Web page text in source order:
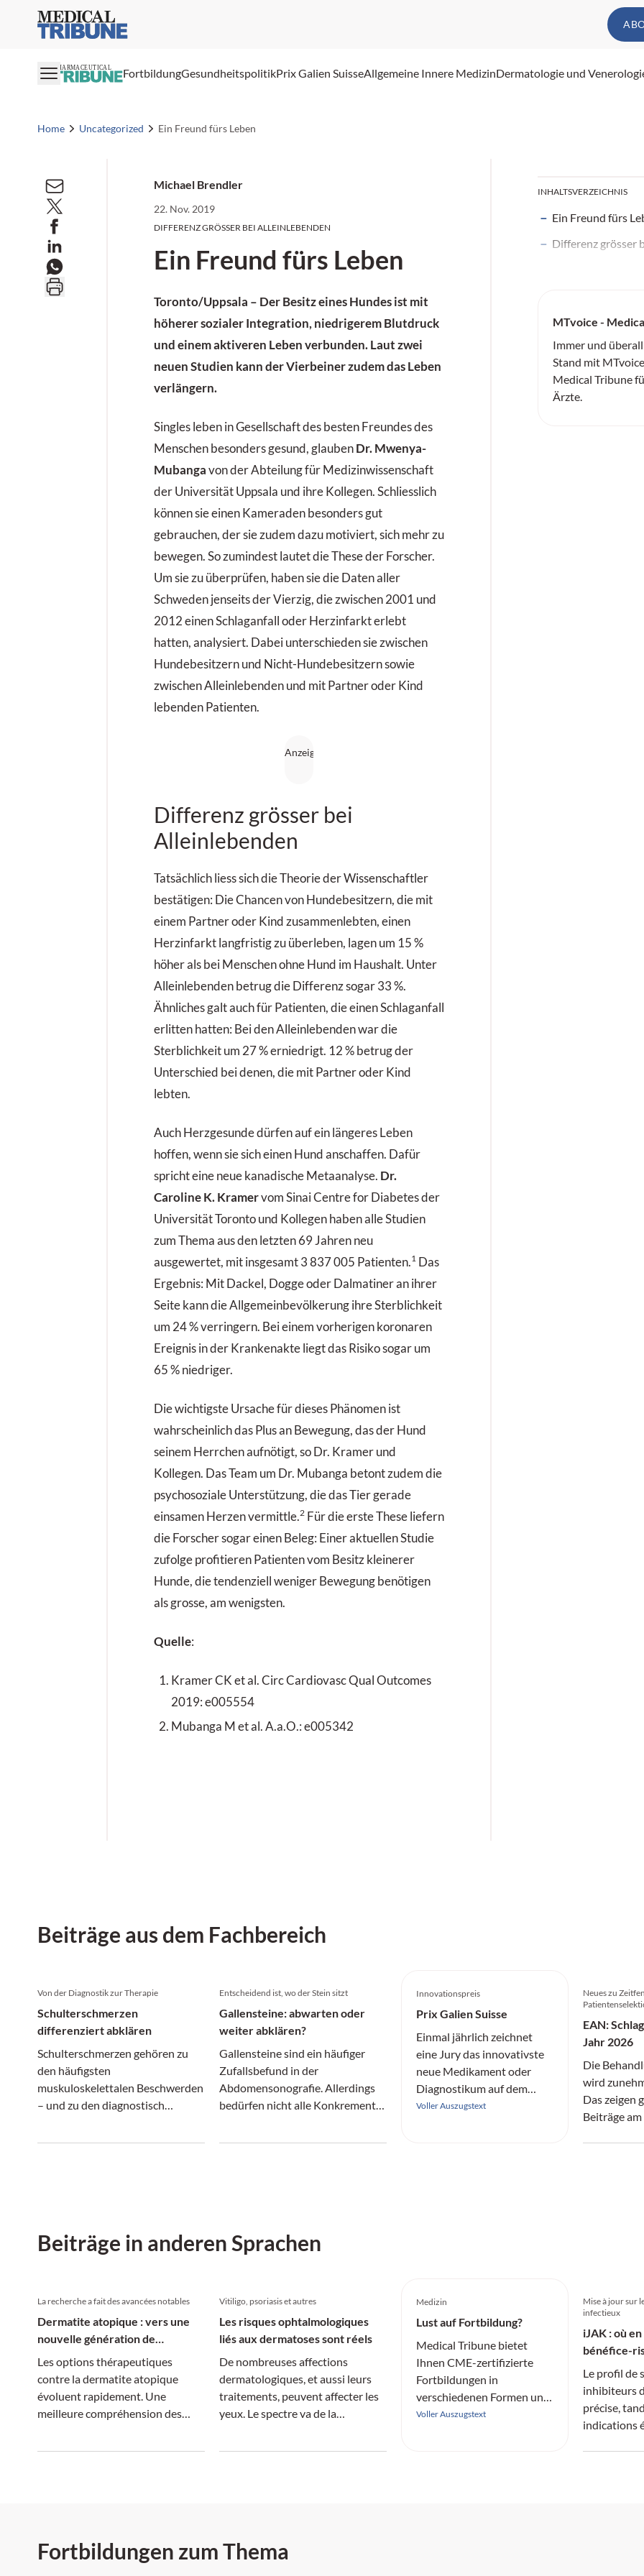
Medical Tribune
PHARMACEUTICAL FortbildungGesundheitspolitikPrix Galien SuisseAllgemeine Innere MedizinDermatologie und
Home Uncategorized Ein Freund fürs Leben
Michael Brendler
22. Nov. 2019
DIFFERENZ GRÖSSER BEI ALLEINLEBENDEN
Ein Freund fürs Leben
Toronto/Uppsala – Der Besitz eines Hundes ist mit
höherer sozialer Integration, niedrigerem Blutdruck
und einem aktiveren Leben verbunden. Laut zwei
neuen Studien kann der Vierbeiner zudem das Leben
verlängern.
Singles leben in Gesellschaft des besten Freundes des
Menschen besonders gesund, glauben Dr. Mwenya­
Mubanga von der Abteilung für Medizinwissenschaft
der Universität Uppsala und ihre Kollegen. Schliesslich
können sie einen Kameraden besonders gut
gebrauchen, der sie zudem dazu motiviert, sich mehr zu
bewegen. So zumindest lautet die These der Forscher.
Um sie zu überprüfen, haben sie die Daten aller
Schweden jenseits der Vierzig, die zwischen 2001 und
2012 einen Schlaganfall oder Herzinfarkt erlebt
hatten, analysiert. Dabei unterschieden sie zwischen
Hundebesitzern und Nicht-Hundebesitzern sowie
zwischen Alleinlebenden und mit Partner oder Kind
lebenden Patienten.
Differenz grösser bei
Alleinlebenden
Tatsächlich liess sich die Theorie der Wissenschaftler
bestätigen: Die Chancen von Hundebesitzern, die mit
einem Partner oder Kind zusammenlebten, einen
Herzinfarkt langfristig zu überleben, lagen um 15 %
höher als bei Menschen ohne Hund im Haushalt. Unter
Alleinlebenden betrug die Differenz sogar 33 %.
Ähnliches galt auch für Patienten, die einen Schlaganfall
erlitten hatten: Bei den Alleinlebenden war die
Sterblichkeit um 27 % erniedrigt. 12 % betrug der
Unterschied bei denen, die mit Partner oder Kind
lebten.
Auch Herzgesunde dürfen auf ein längeres Leben
hoffen, wenn sie sich einen Hund anschaffen. Dafür
spricht eine neue kanadische Metaanalyse. Dr.
Caroline­ K. Kramer­ vom Sinai Centre for Diabetes der
Universität Toronto und Kollegen haben alle Studien
zum Thema aus den letzten 69 Jahren neu
ausgewertet, mit insgesamt 3 837 005 Patienten.1 Das
Ergebnis: Mit Dackel, Dogge oder Dalmatiner an ihrer
Seite kann die Allgemeinbevölkerung ihre Sterblichkeit
um 24 % verringern. Bei einem vorherigen koronaren
Ereignis in der Krankenakte liegt das Risiko sogar um
65 % niedriger.
Die wichtigste Ursache für dieses Phänomen ist
wahrscheinlich das Plus an Bewegung, das der Hund
seinem Herrchen aufnötigt, so Dr. Kramer und
Kollegen. Das Team um Dr. Mubanga betont zudem die
psychosoziale Unterstützung, die das Tier gerade
einsamen Herzen vermittle.2 Für die erste These liefern
die Forscher sogar einen Beleg: Einer aktuellen Studie
zufolge profitieren Patienten vom Besitz kleinerer
Hunde, die tendenziell weniger Bewegung benötigen
als grosse, am wenigsten.
Quelle:
Kramer CK et al. Circ Cardiovasc Qual Outcomes
2019: e005554
Mubanga M et al. A.a.O.: e005342
INHALTSVERZEICHNIS
Ein Freund fürs
Differenz grösser
MTvoice -
Immer und
Stand mit
Medical Tribune
Ärzte.
Beiträge aus dem Fachbereich
Von der Diagnostik zur Therapie
Schulterschmerzen
differenziert abklären
Schulterschmerzen gehören zu
den häufigsten
muskuloskelettalen Beschwerden
– und zu den diagnostisch
Entscheidend ist, wo der Stein sitzt
Gallensteine: abwarten oder
weiter abklären?
Gallensteine sind ein häufiger
Zufallsbefund in der
Abdomensonografie. Allerdings
bedürfen nicht alle Konkremente
Innovationspreis
Prix Galien Suisse
Einmal jährlich zeichnet
eine Jury das innovativste
neue Medikament oder
Diagnostikum auf dem
Schweizer Markt aus.
Voller Auszugstext
Neues zu
EAN:
Jahr 2026
Die
wird
Das zeigen
Beiträge
Beiträge in anderen Sprachen
La recherche a fait des avancées notables
Dermatite atopique : vers une
nouvelle génération de
traitements
Les options thérapeutiques
contre la dermatite atopique
évoluent rapidement. Une
meilleure compréhension des
Vitiligo, psoriasis et autres
Les risques ophtalmologiques
liés aux dermatoses sont réels
De nombreuses affections
dermatologiques, et aussi leurs
traitements, peuvent affecter les
yeux. Le spectre va de la
Medizin
Lust auf Fortbildung?
Medical Tribune bietet
Ihnen CME-zertifizierte
Fortbildungen in
verschiedenen Formen und
aus allen Fachrichtungen
Voller Auszugstext
Mise à jour sur
infectieux
iJAK : où
bénéfice-
Le profil de
inhibiteurs
précise,
indications
Fortbildungen zum Thema